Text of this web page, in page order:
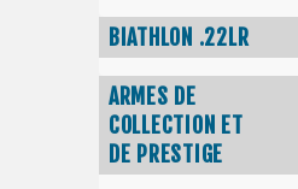
BIATHLON .22LR
ARMES DE
COLLECTION ET
DE PRESTIGE